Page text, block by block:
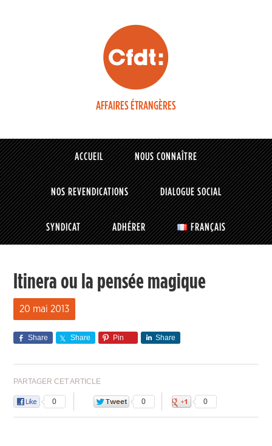
AFFAIRES ÉTRANGÈRES
ACCUEIL NOUS CONNAÎTRE
NOS REVENDICATIONS DIALOGUE SOCIAL
SYNDICAT ADHÉRER FRANÇAIS
Itinera ou la pensée magique
20 mai 2013
Share Share Pin Share
PARTAGER CET ARTICLE
0 0 0